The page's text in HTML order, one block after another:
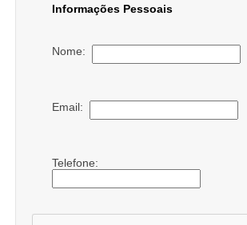
Informações Pessoais
Nome:
Email:
Telefone: